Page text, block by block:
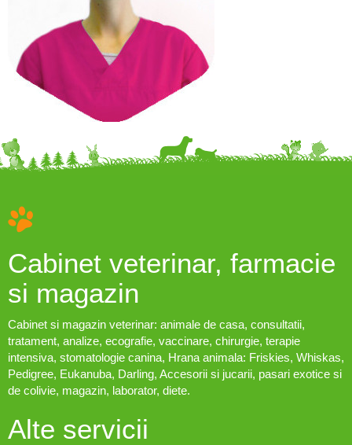
Cabinet veterinar, farmacie
si magazin
Cabinet si magazin veterinar: animale de casa, consultatii,
tratament, analize, ecografie, vaccinare, chirurgie, terapie
intensiva, stomatologie canina, Hrana animala: Friskies, Whiskas,
Pedigree, Eukanuba, Darling, Accesorii si jucarii, pasari exotice si
de colivie, magazin, laborator, diete.
Alte servicii